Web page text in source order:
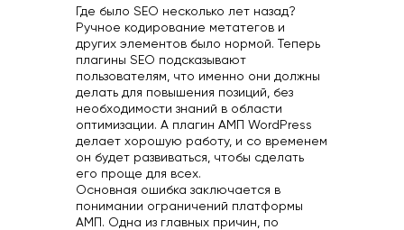
Где было SEO несколько лет назад?
Ручное кодирование метатегов и
других элементов было нормой. Теперь
плагины SEO подсказывают
пользователям, что именно они должны
делать для повышения позиций, без
необходимости знаний в области
оптимизации. А плагин АМП WordPress
делает хорошую работу, и со временем
он будет развиваться, чтобы сделать
его проще для всех.
Основная ошибка заключается в
понимании ограничений платформы
АМП. Одна из главных причин, по